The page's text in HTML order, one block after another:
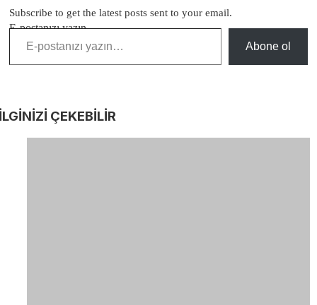
Subscribe to get the latest posts sent to your email.
E-postanızı yazın…
Abone ol
ÇEKEBİLİR